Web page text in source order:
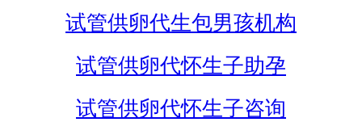
试管供卵代生包男孩机构
试管供卵代怀生子助孕
试管供卵代怀生子咨询